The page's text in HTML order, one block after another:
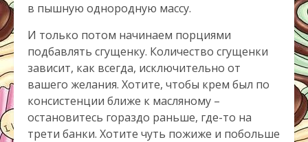
в пышную однородную массу.
И только потом начинаем порциями
подбавлять сгущенку. Количество сгущенки
зависит, как всегда, исключительно от
вашего желания. Хотите, чтобы крем был по
консистенции ближе к масляному –
остановитесь гораздо раньше, где-то на
трети банки. Хотите чуть пожиже и побольше